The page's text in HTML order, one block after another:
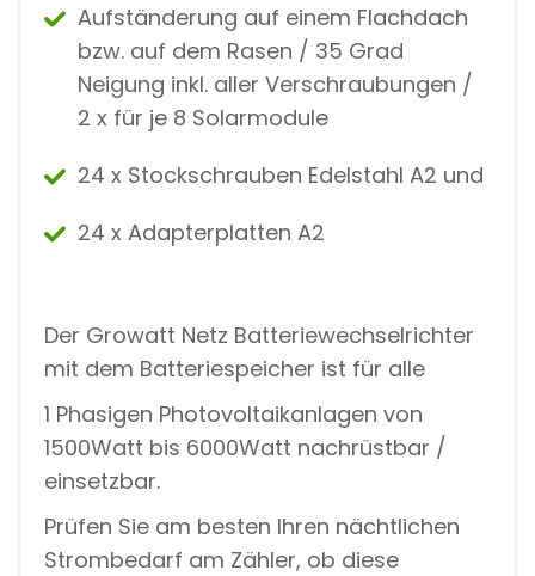
Aufständerung auf einem Flachdach
bzw. auf dem Rasen / 35 Grad
Neigung inkl. aller Verschraubungen /
2 x für je 8 Solarmodule
24 x Stockschrauben Edelstahl A2 und
24 x Adapterplatten A2
Der Growatt Netz Batteriewechselrichter
mit dem Batteriespeicher ist für alle
1 Phasigen Photovoltaikanlagen von
1500Watt bis 6000Watt nachrüstbar /
einsetzbar.
Prüfen Sie am besten Ihren nächtlichen
Strombedarf am Zähler, ob diese